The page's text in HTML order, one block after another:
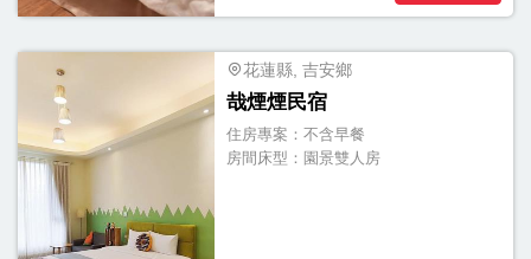
三
溫
暖
花蓮縣, 吉安鄉
哉煙煙民宿
住房專案： 不含早餐
房間床型： 園景雙人房